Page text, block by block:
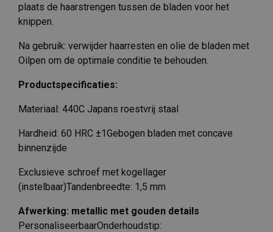
plaats de haarstrengen tussen de bladen voor het
knippen.
Na gebruik: verwijder haarresten en olie de bladen met
Oilpen om de optimale conditie te behouden.
Productspecificaties:
Materiaal: 440C Japans roestvrij staal
Hardheid: 60 HRC ±1Gebogen bladen met concave
binnenzijde
Exclusieve schroef met kogellager
(instelbaar)Tandenbreedte: 1,5 mm
Afwerking: metallic met gouden details
PersonaliseerbaarOnderhoudstip: